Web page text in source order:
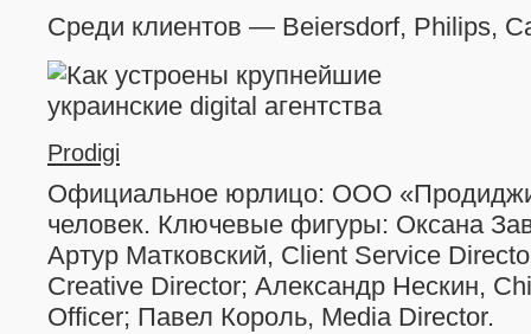
Среди клиентов — Beiersdorf, Philips,
Prodigi
Официальное юрлицо: ООО
человек. Ключевые фигуры: Оксана
Артур Матковский, Client Service
Creative Director; Александр Нескин,
Officer; Павел Король, Media Director.